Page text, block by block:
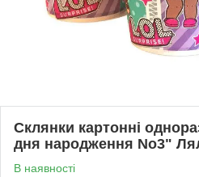
Склянки картонні
дня народження No3"
В наявності